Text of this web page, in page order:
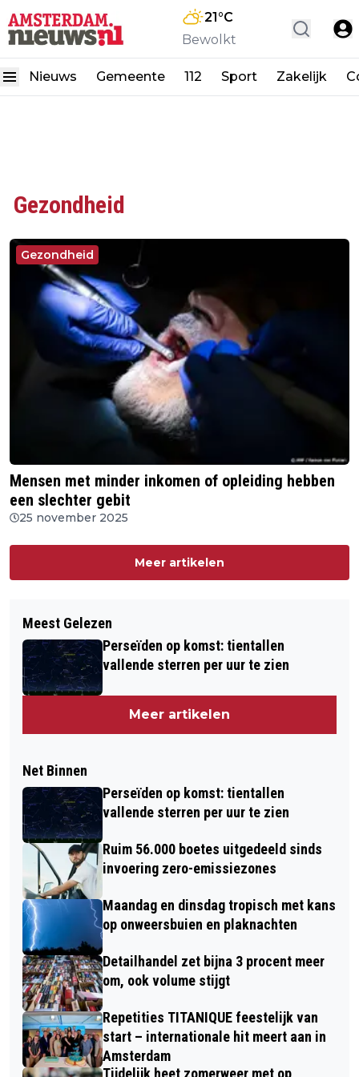
21°C
Bewolkt
Nieuws Gemeente 112 Sport Zakelijk
Gezondheid
Gezondheid
Mensen met minder inkomen of opleiding hebben
een slechter gebit
25 november 2025
Meer artikelen
Meest Gelezen
Perseïden op komst: tientallen
vallende sterren per uur te zien
Meer artikelen
Net Binnen
Perseïden op komst: tientallen
vallende sterren per uur te zien
Ruim 56.000 boetes uitgedeeld sinds
invoering zero-emissiezones
Maandag en dinsdag tropisch met kans
op onweersbuien en plaknachten
Detailhandel zet bijna 3 procent meer
om, ook volume stijgt
Repetities TITANIQUE feestelijk van
start – internationale hit meert aan in
Amsterdam
Tijdelijk heet zomerweer met op